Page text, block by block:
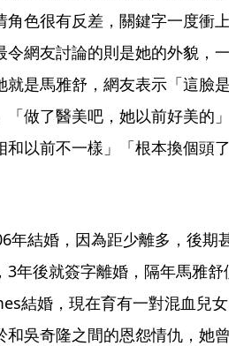
角色很有反差，關鍵字一度衝上
令網友討論的則是她的外貌，一
就是馬雅舒，網友表示「這臉是
做了醫美吧，她以前好美的」
和以前不一樣」「根本換個頭了
年結婚，因為距少離多，後期甚
3年後就簽字離婚，隔年馬雅舒
結婚，現在育有一對混血兒女
和吳奇隆之間的恩怨情仇，她曾